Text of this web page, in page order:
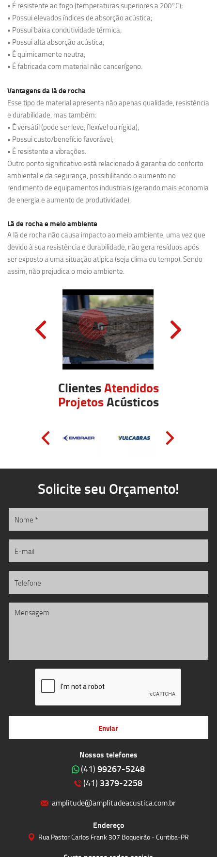
• É resistente ao fogo (temperaturas superiores a 200°C);
• Possui elevados índices de absorção acústica;
• Possui baixa condutividade térmica;
• Possui alta absorção acústica;
• É quimicamente neutra;
• É fabricada com material não cancerígeno.
Vantagens da lã de rocha
Esse tipo de material apresenta não apenas qualidade, resistência
e durabilidade, mas também:
• É versátil (pode ser leve, flexível ou rígida);
• Possui custo/benefício favorável;
• É resistente a vibrações.
Outro ponto significativo está relacionado à garantia do conforto
ambiental e da segurança, possibilitando o aumento no
rendimento de equipamentos industriais (gerando mais economia
de energia e aumento de produtividade).
Lã de rocha e meio ambiente
A lã de rocha não causa impacto ao meio ambiente, uma vez que
devido à sua resistência e durabilidade, não gera resíduos após
ser exposto a uma situação atípica (seja clima ou tempo). Sendo
assim, não prejudica o meio ambiente.
ClientesAtendidos
ProjetosAcústicos
Nossos telefones
(41) 99267-5248
(41) 3379-2258
amplitude@amplitudeacustica.com.br
Endereço
Rua Pastor Carlos Frank 307 Boqueirão - Curitiba-PR
Solicite seu Orçamento!
Enviar